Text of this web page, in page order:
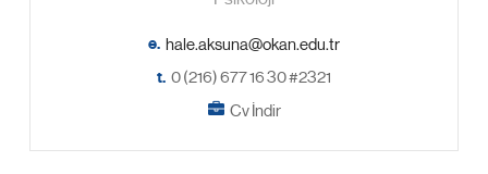
e.
t. 0 (216) 677 16 30 #2321
Cv İndir